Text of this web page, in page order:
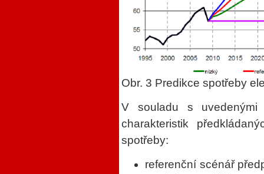
Obr. 3 Predikce spotřeby
V souladu s uvedenými
charakteristik
spotřeby:
referenční scénář